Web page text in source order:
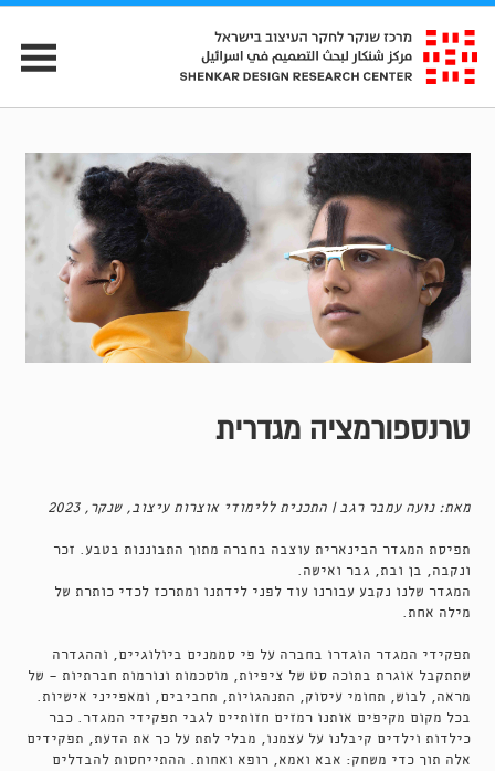
טרנספורמציה מגדרית
מאת: נועה עמבר רגב | התכנית ללימודי אוצרות עיצוב, שנקר, 2023
תפיסת המגדר הבינארית עוצבה בחברה מתוך התבוננות בטבע. זכר
ונקבה, בן ובת, גבר ואישה.
המגדר שלנו נקבע עבורנו עוד לפני לידתנו ומתרכז לכדי כותרת של
מילה אחת.
תפקידי המגדר הוגדרו בחברה על פי סממנים ביולוגיים, וההגדרה
שתתקבל אוגרת בתוכה סט של ציפיות, מוסכמות ונורמות חברתיות - של
מראה, לבוש, תחומי עיסוק, התנהגויות, תחביבים, ומאפייני אישיות.
בכל מקום מקיפים אותנו רמזים חזותיים לגבי תפקידי המגדר. כבר
כילדות וילדים קיבלנו על עצמנו, מבלי לתת על כך את הדעת, תפקידים
אלה תוך כדי משחק: אבא ואמא, רופא ואחות. ההתייחסות להבדלים